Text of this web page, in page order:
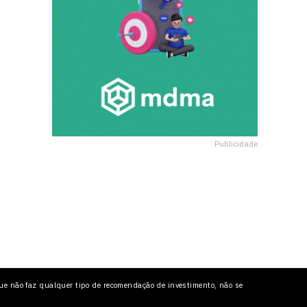
Publicidade
não faz qualquer tipo de recomendação de investimento, não se